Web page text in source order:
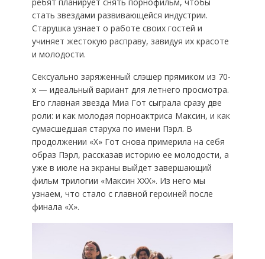
стать звездами развивающейся индустрии.
Старушка узнает о работе своих гостей и
учиняет жестокую расправу, завидуя их красоте
и молодости.
Сексуально заряженный слэшер прямиком из 70-
х — идеальный вариант для летнего просмотра.
Его главная звезда Миа Гот сыграла сразу две
роли: и как молодая порноактриса Максин, и как
сумасшедшая старуха по имени Пэрл. В
продолжении «Х» Гот снова примерила на себя
образ Пэрл, рассказав историю ее молодости, а
уже в июле на экраны выйдет завершающий
фильм трилогии «Максин XXX». Из него мы
узнаем, что стало с главной героиней после
финала «Х».